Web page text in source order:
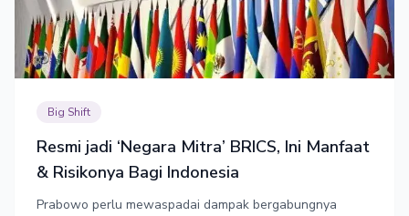
Big Shift
Resmi jadi ‘Negara Mitra’ BRICS, Ini Manfaat
& Risikonya Bagi Indonesia
Prabowo perlu mewaspadai dampak bergabungnya